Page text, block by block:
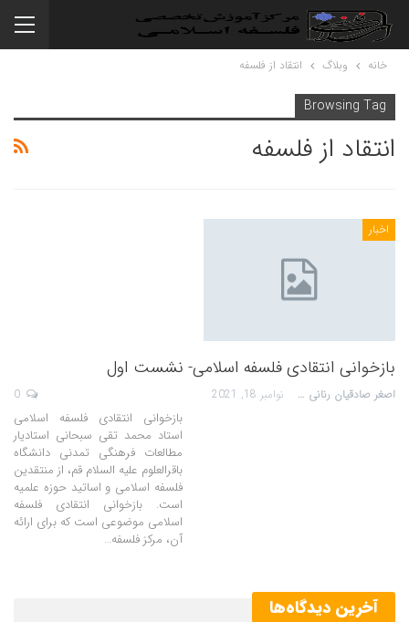
خانه وبلاگ انتقاد از فلسفه
Browsing Tag
انتقاد از فلسفه
اخبار
بازخوانی انتقادی فلسفه اسلامی- نشست اول
اصغر صادقیان رنانی نوامبر 18, 2021
بازخوانی انتقادی فلسفه اسلامی
استاد محمد تقی سبحانی استادیار
مطالعات فرهنگی تمدنی دانشگاه
باقرالعلوم علیه السلام قم، از منتقدین
فلسفه اسلامی و اساتید حوزه علمیه
است. بازخوانی انتقادی فلسفه
اسلامی موضوعی است که برای ارائه
آن، مرکز فلسفه…
آخرین دیدگاه‌ها